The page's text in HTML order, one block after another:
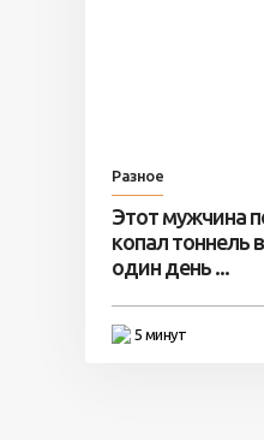
Разное
Этот мужчина
копал тоннель
один день ...
5 минут